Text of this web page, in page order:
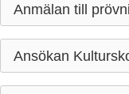
Anmälan till
Ansökan